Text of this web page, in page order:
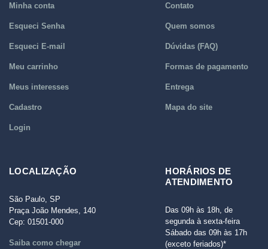
Minha conta
Esqueci Senha
Esqueci E-mail
Meu carrinho
Meus interesses
Cadastro
Login
Contato
Quem somos
Dúvidas (FAQ)
Formas de pagamento
Entrega
Mapa do site
LOCALIZAÇÃO
São Paulo, SP
Praça João Mendes, 140
Cep: 01501-000
Saiba como chegar
HORÁRIOS DE
ATENDIMENTO
Das 09h às 18h, de
segunda à sexta-feira
Sábado das 09h às 17h
(exceto feriados)*